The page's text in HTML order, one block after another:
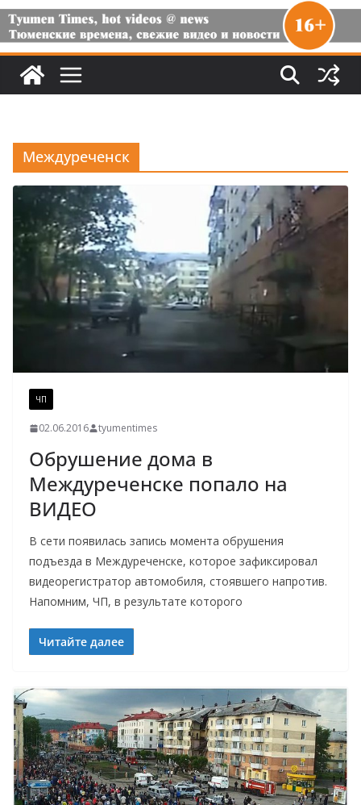
Междуреченск
ЧП
02.06.2016 tyumentimes
Обрушение дома в
Междуреченске попало на
ВИДЕО
В сети появилась запись момента обрушения
подъезда в Междуреченске, которое зафиксировал
видеорегистратор автомобиля, стоявшего напротив.
Напомним, ЧП, в результате которого
Читайте далее